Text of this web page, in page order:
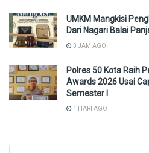
UMKM Mangkisi
Dari Nagari Balai
3 JAM AGO
Polres 50 Kota Raih
Awards 2026 Usai
Semester I
1 HARI AGO